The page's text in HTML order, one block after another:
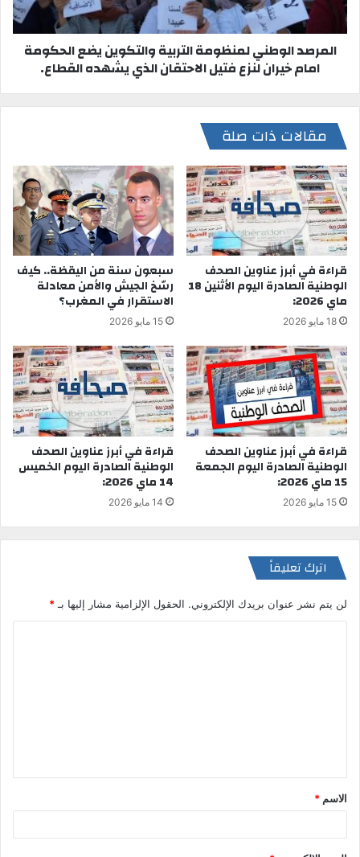
المرصد الوطني لمنظومة التربية والتكوين يضع الحكومة
امام خيران لنزع فتيل الاحتقان الذي يشهده القطاع.
مقالات ذات صلة
قراءة في أبرز عناوين الصحف
الوطنية الصادرة اليوم الأثنين 18
ماي 2026:
18 مايو 2026
سبعون سنة من اليقظة.. كيف
رسّخ الجيش والأمن معادلة
الاستقرار في المغرب؟
15 مايو 2026
قراءة في أبرز عناوين الصحف
الوطنية الصادرة اليوم الجمعة
15 ماي 2026:
15 مايو 2026
قراءة في أبرز عناوين الصحف
الوطنية الصادرة اليوم الخميس
14 ماي 2026:
14 مايو 2026
اترك تعليقاً
لن يتم نشر عنوان بريدك الإلكتروني. الحقول الإلزامية مشار إليها بـ*
ق
*
الاسم *